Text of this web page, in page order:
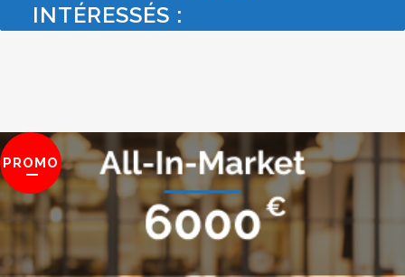
INTÉRESSÉS :
PROMO